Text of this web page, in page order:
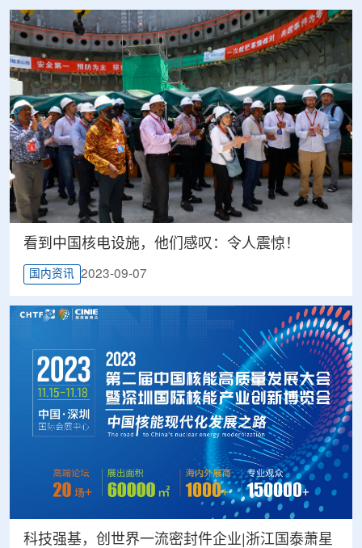
看到中国核电设施，他们感叹：令人震惊！
国内资讯 2023-09-07
科技强基，创世界一流密封件企业|浙江国泰萧星